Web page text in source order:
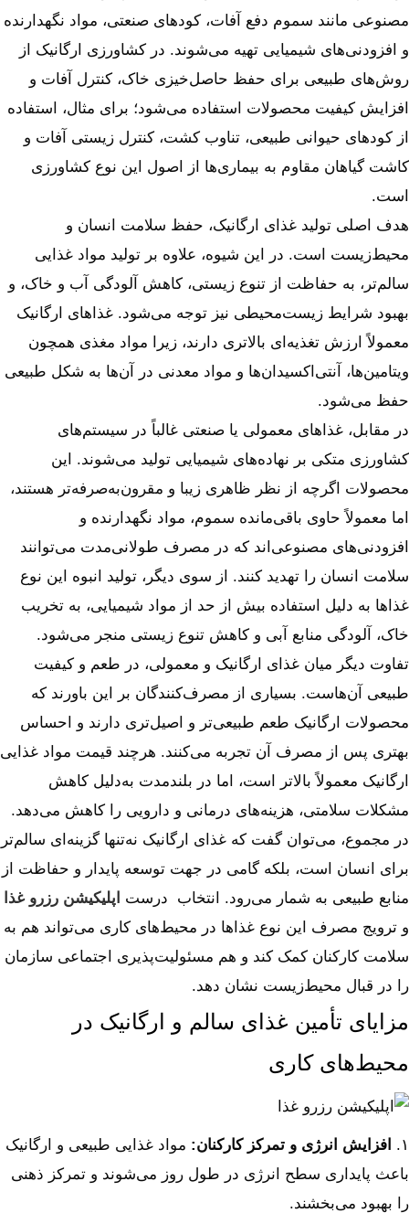
مصنوعی مانند سموم دفع آفات، کودهای صنعتی، مواد نگهدارنده
و افزودنی‌های شیمیایی تهیه می‌شوند. در کشاورزی ارگانیک از
روش‌های طبیعی برای حفظ حاصل‌خیزی خاک، کنترل آفات و
افزایش کیفیت محصولات استفاده می‌شود؛ برای مثال، استفاده
از کودهای حیوانی طبیعی، تناوب کشت، کنترل زیستی آفات و
کاشت گیاهان مقاوم به بیماری‌ها از اصول این نوع کشاورزی
است.
هدف اصلی تولید غذای ارگانیک، حفظ سلامت انسان و
محیط‌زیست است. در این شیوه، علاوه بر تولید مواد غذایی
سالم‌تر، به حفاظت از تنوع زیستی، کاهش آلودگی آب و خاک، و
بهبود شرایط زیست‌محیطی نیز توجه می‌شود. غذاهای ارگانیک
معمولاً ارزش تغذیه‌ای بالاتری دارند، زیرا مواد مغذی همچون
ویتامین‌ها، آنتی‌اکسیدان‌ها و مواد معدنی در آن‌ها به شکل طبیعی
حفظ می‌شود.
در مقابل، غذاهای معمولی یا صنعتی غالباً در سیستم‌های
کشاورزی متکی بر نهاده‌های شیمیایی تولید می‌شوند. این
محصولات اگرچه از نظر ظاهری زیبا و مقرون‌به‌صرفه‌تر هستند،
اما معمولاً حاوی باقی‌مانده سموم، مواد نگهدارنده و
افزودنی‌های مصنوعی‌اند که در مصرف طولانی‌مدت می‌توانند
سلامت انسان را تهدید کنند. از سوی دیگر، تولید انبوه این نوع
غذاها به دلیل استفاده بیش از حد از مواد شیمیایی، به تخریب
خاک، آلودگی منابع آبی و کاهش تنوع زیستی منجر می‌شود.
تفاوت دیگر میان غذای ارگانیک و معمولی، در طعم و کیفیت
طبیعی آن‌هاست. بسیاری از مصرف‌کنندگان بر این باورند که
محصولات ارگانیک طعم طبیعی‌تر و اصیل‌تری دارند و احساس
بهتری پس از مصرف آن تجربه می‌کنند. هرچند قیمت مواد غذایی
ارگانیک معمولاً بالاتر است، اما در بلندمدت به‌دلیل کاهش
مشکلات سلامتی، هزینه‌های درمانی و دارویی را کاهش می‌دهد.
در مجموع، می‌توان گفت که غذای ارگانیک نه‌تنها گزینه‌ای سالم‌تر
برای انسان است، بلکه گامی در جهت توسعه پایدار و حفاظت از
منابع طبیعی به شمار می‌رود. انتخاب درست
اپلیکیشن رزرو غذا
و ترویج مصرف این نوع غذاها در محیط‌های کاری می‌تواند هم به
سلامت کارکنان کمک کند و هم مسئولیت‌پذیری اجتماعی سازمان
را در قبال محیط‌زیست نشان دهد.
مزایای تأمین غذای سالم و ارگانیک در
محیط‌های کاری
۱. افزایش انرژی و تمرکز کارکنان: مواد غذایی طبیعی و ارگانیک
باعث پایداری سطح انرژی در طول روز می‌شوند و تمرکز ذهنی
را بهبود می‌بخشند.